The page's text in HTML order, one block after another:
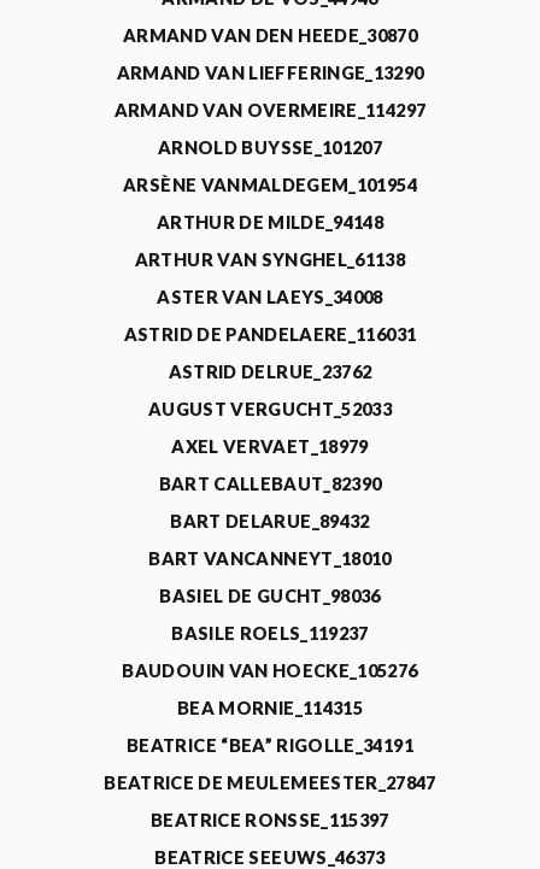
ARMAND VAN DEN HEEDE_30870
ARMAND VAN LIEFFERINGE_13290
ARMAND VAN OVERMEIRE_114297
ARNOLD BUYSSE_101207
ARSÈNE VANMALDEGEM_101954
ARTHUR DE MILDE_94148
ARTHUR VAN SYNGHEL_61138
ASTER VAN LAEYS_34008
ASTRID DE PANDELAERE_116031
ASTRID DELRUE_23762
AUGUST VERGUCHT_52033
AXEL VERVAET_18979
BART CALLEBAUT_82390
BART DELARUE_89432
BART VANCANNEYT_18010
BASIEL DE GUCHT_98036
BASILE ROELS_119237
BAUDOUIN VAN HOECKE_105276
BEA MORNIE_114315
BEATRICE “BEA” RIGOLLE_34191
BEATRICE DE MEULEMEESTER_27847
BEATRICE RONSSE_115397
BEATRICE SEEUWS_46373